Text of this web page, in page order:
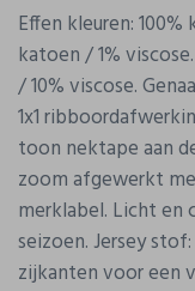
Effen kleuren:
katoen / 1%
/ 10% viscose.
1x1
toon nektape aan
zoom afgewerkt
merklabel. Licht
seizoen. Jersey
zijkanten voor een